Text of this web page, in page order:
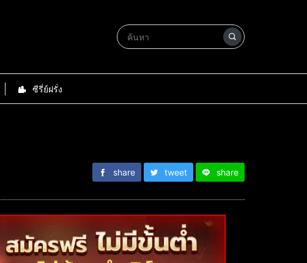
ซีรี่ย์ฝรั่ง
share tweet share